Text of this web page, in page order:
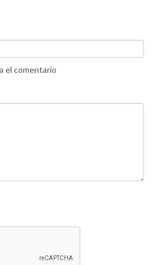
el comentario